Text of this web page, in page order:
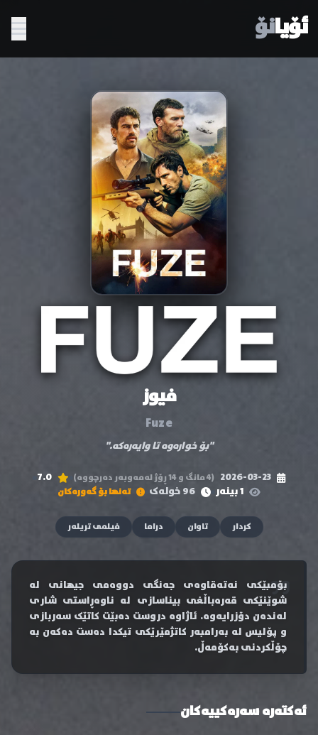
ئۆیانۆ
فیوز
Fuze
"بۆ خوارەوە تا وایەرەکە."
2026-03-23 (4 مانگ و 14 ڕۆژ لەمەوبەر دەرچووە)
7.0
1 بینەر
96 خولەک تەنها بۆ گەورەکان
کردار تاوان دراما فیلمی تریلەر
بۆمبێکی نەتەقاوەی جەنگی دووەمی جیهانی لە
شوێنێکی قەرەباڵغی بیناسازی لە ناوەڕاستی شاری
لەندەن دۆزرایەوە. ئاژاوە دروست دەبێت کاتێک سەربازی
و پۆلیس لە بەرامبەر کاتژمێرێکی تیکدا دەست دەکەن بە
چۆڵکردنی بەکۆمەڵ.
ئەکتەرە سەرەکییەکان